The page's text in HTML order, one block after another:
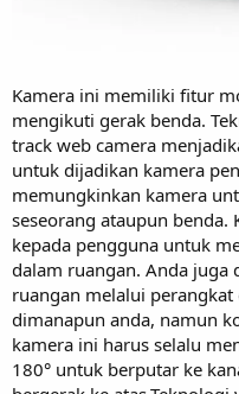
Kamera ini memiliki fitur
mengikuti gerak benda.
track web camera
untuk dijadikan kamera
memungkinkan kamera
seseorang ataupun
kepada pengguna untuk
dalam ruangan. Anda juga
ruangan melalui
dimanapun anda, namun
kamera ini harus selalu
180° untuk berputar ke